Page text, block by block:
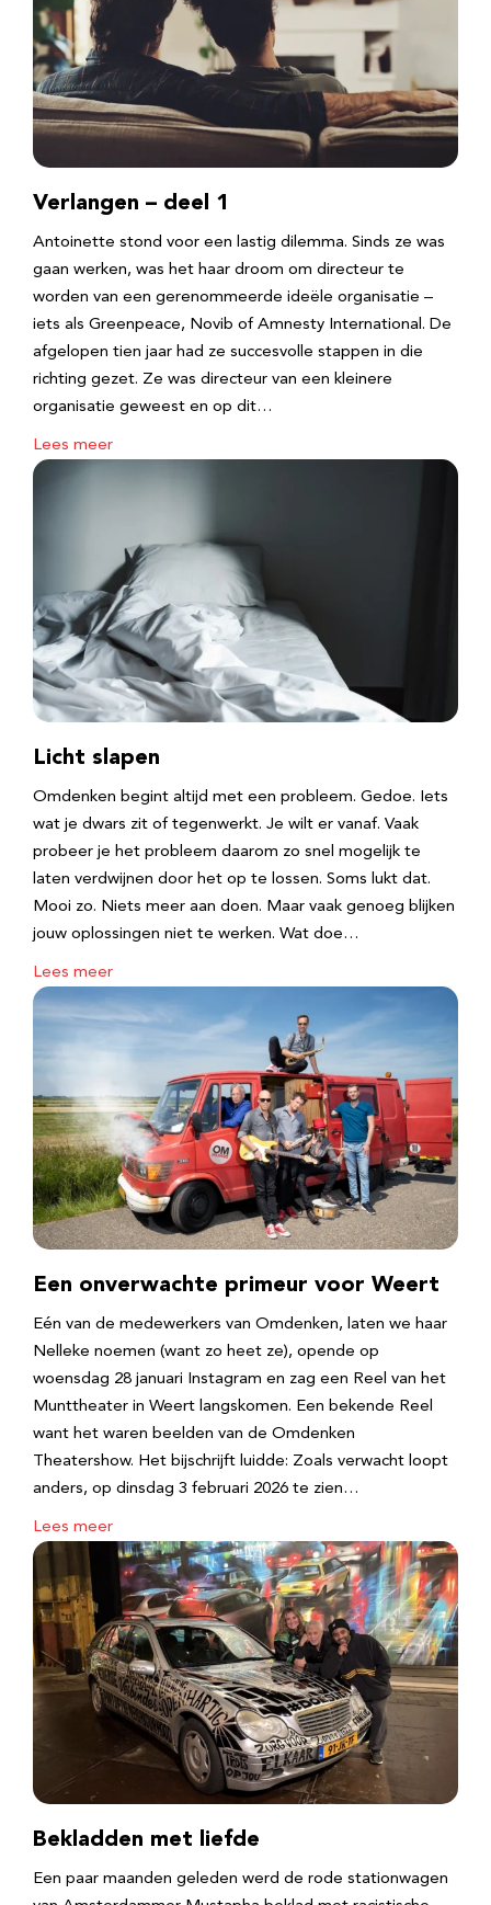
Verlangen – deel 1
Antoinette stond voor een lastig dilemma. Sinds ze was
gaan werken, was het haar droom om directeur te
worden van een gerenommeerde ideële organisatie –
iets als Greenpeace, Novib of Amnesty International. De
afgelopen tien jaar had ze succesvolle stappen in die
richting gezet. Ze was directeur van een kleinere
organisatie geweest en op dit…
Lees meer
Licht slapen
Omdenken begint altijd met een probleem. Gedoe. Iets
wat je dwars zit of tegenwerkt. Je wilt er vanaf. Vaak
probeer je het probleem daarom zo snel mogelijk te
laten verdwijnen door het op te lossen. Soms lukt dat.
Mooi zo. Niets meer aan doen. Maar vaak genoeg blijken
jouw oplossingen niet te werken. Wat doe…
Lees meer
Een onverwachte primeur voor Weert
Eén van de medewerkers van Omdenken, laten we haar
Nelleke noemen (want zo heet ze), opende op
woensdag 28 januari Instagram en zag een Reel van het
Munttheater in Weert langskomen. Een bekende Reel
want het waren beelden van de Omdenken
Theatershow. Het bijschrijft luidde: Zoals verwacht loopt
anders, op dinsdag 3 februari 2026 te zien…
Lees meer
Bekladden met liefde
Een paar maanden geleden werd de rode stationwagen